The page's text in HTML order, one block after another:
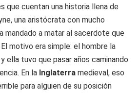
que cuentan una historia llena de
una aristócrata con mucho
mandado a matar al sacerdote que
motivo era simple: el hombre la
ella tuvo que pasar años caminando
En la Inglaterra medieval, eso
para alguien de su posición